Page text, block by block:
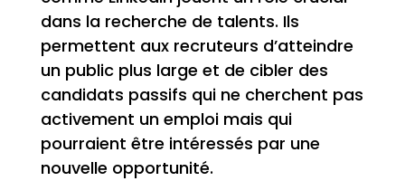
dans la recherche de talents. Ils
permettent aux recruteurs d’atteindre
un public plus large et de cibler des
candidats passifs qui ne cherchent pas
activement un emploi mais qui
pourraient être intéressés par une
nouvelle opportunité.